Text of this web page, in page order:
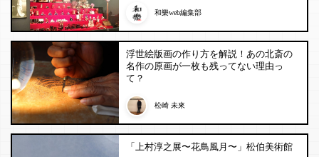
和樂web編集部
浮世絵版画の作り方を解説！あの北斎の
名作の原画が一枚も残ってない理由っ
て？
松崎 未來
「上村淳之展〜花鳥風月〜」松伯美術館